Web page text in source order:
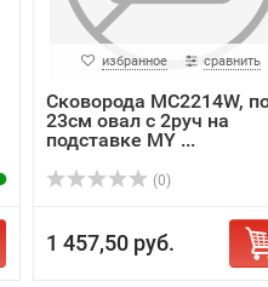
избранное сравнить
Сковорода MC2214W,
23см овал с 2руч на
подставке MY ...
(0)
1 457,50 руб.